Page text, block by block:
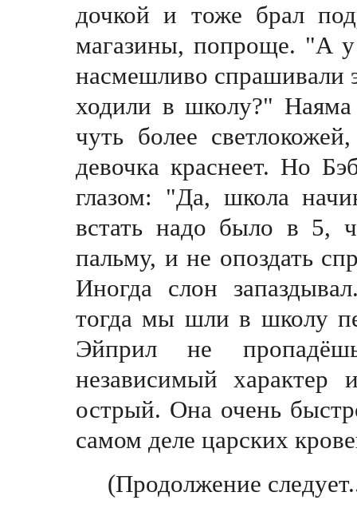
дочкой и тоже брал
магазины, попроще. "А
насмешливо спрашивали
ходили в школу?"
чуть более
девочка краснеет. Но
глазом: "Да, школа
встать надо было в 5,
пальму, и не опоздать
Иногда слон
тогда мы шли в школу
Эйприл не
независимый
острый. Она очень
самом деле царских
(Продолжение